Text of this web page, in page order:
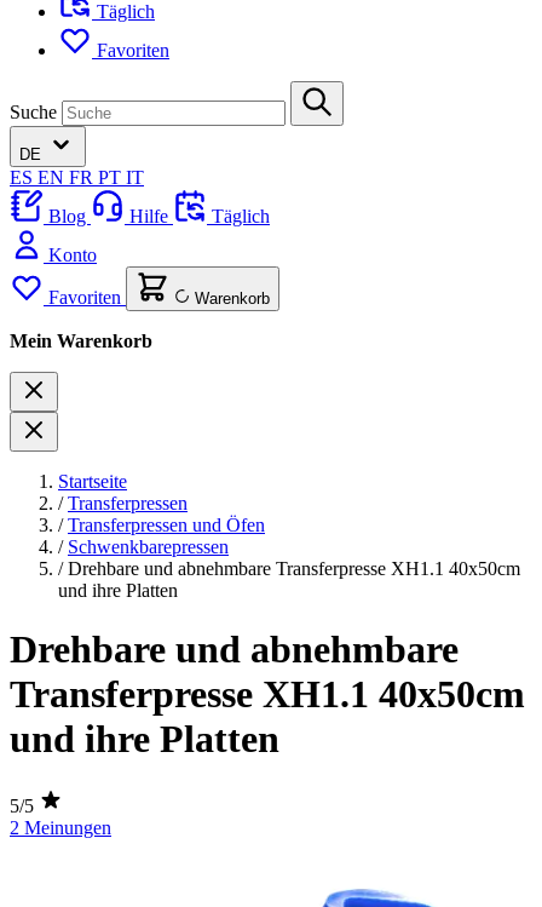
Täglich
Favoriten
Suche
DE
ES EN FR PT IT
Blog
Hilfe
Täglich
Konto
Favoriten Warenkorb
Mein Warenkorb
Startseite
/ Transferpressen
/ Transferpressen und Öfen
/ Schwenkbarepressen
/ Drehbare und abnehmbare Transferpresse XH1.1 40x50cm
und ihre Platten
Drehbare und abnehmbare
Transferpresse XH1.1 40x50cm
und ihre Platten
5/5
2 Meinungen